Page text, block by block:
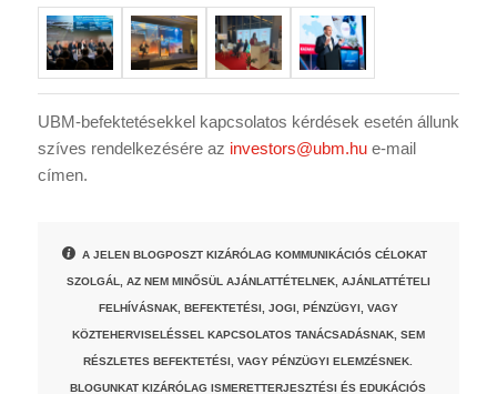
UBM-befektetésekkel kapcsolatos kérdések esetén állunk
szíves rendelkezésére az investors@ubm.hue-mail
címen.
A JELEN BLOGPOSZT KIZÁRÓLAG KOMMUNIKÁCIÓS CÉLOKAT
SZOLGÁL, AZ NEM MINŐSÜL AJÁNLATTÉTELNEK, AJÁNLATTÉTELI
FELHÍVÁSNAK, BEFEKTETÉSI, JOGI, PÉNZÜGYI, VAGY
KÖZTEHERVISELÉSSEL KAPCSOLATOS TANÁCSADÁSNAK, SEM
RÉSZLETES BEFEKTETÉSI, VAGY PÉNZÜGYI ELEMZÉSNEK.
BLOGUNKAT KIZÁRÓLAG ISMERETTERJESZTÉSI ÉS EDUKÁCIÓS